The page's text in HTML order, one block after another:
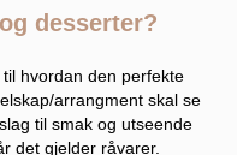
desserter?
hvordan den perfekte
arrangment skal se
til smak og utseende
det gjelder råvarer.